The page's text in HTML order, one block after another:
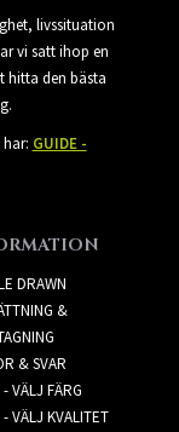
livssituation
vi satt ihop en
hitta den bästa
GUIDE -
DRAWN
&
& SVAR
VÄLJ FÄRG
VÄLJ KVALITET